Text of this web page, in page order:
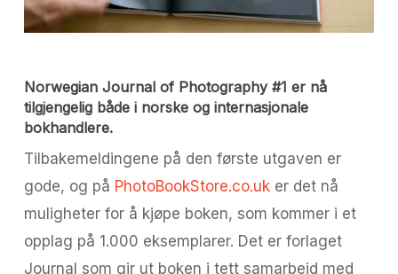
Norwegian Journal of Photography #1 er nå
tilgjengelig både i norske og internasjonale
bokhandlere.
Tilbakemeldingene på den første utgaven er
gode, og på PhotoBookStore.co.uker det nå
muligheter for å kjøpe boken, som kommer i et
opplag på 1.000 eksemplarer. Det er forlaget
Journal som gir ut boken i tett samarbeid med